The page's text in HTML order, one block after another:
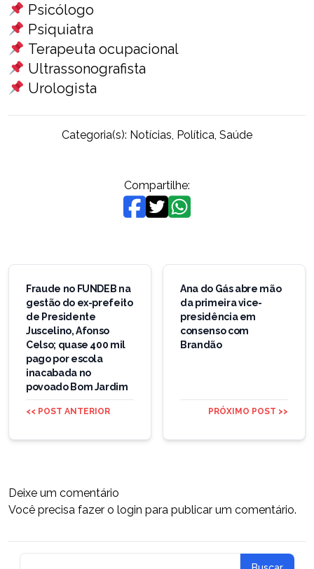
Psicólogo
Psiquiatra
Terapeuta ocupacional
Ultrassonografista
Urologista
Categoria(s): Notícias, Política, Saúde
Compartilhe:
Navegação
Post
Fraude no FUNDEB na
gestão do ex-prefeito
de Presidente
Juscelino, Afonso
Celso; quase 400 mil
pago por escola
inacabada no
povoado Bom Jardim
<< POST ANTERIOR
Ana do Gás abre mão
da primeira vice-
presidência em
consenso com
Brandão
PRÓXIMO POST >>
Deixe um comentário
Você precisa fazer o login para publicar um comentário.